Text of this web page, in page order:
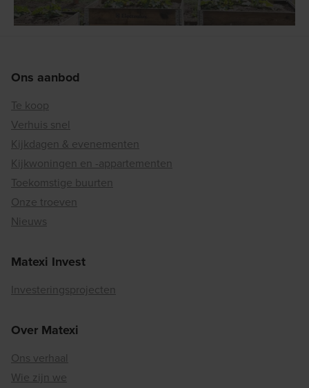
Ons aanbod
Te koop
Verhuis snel
Kijkdagen & evenementen
Kijkwoningen en -appartementen
Toekomstige buurten
Onze troeven
Nieuws
Matexi Invest
Investeringsprojecten
Over Matexi
Ons verhaal
Wie zijn we